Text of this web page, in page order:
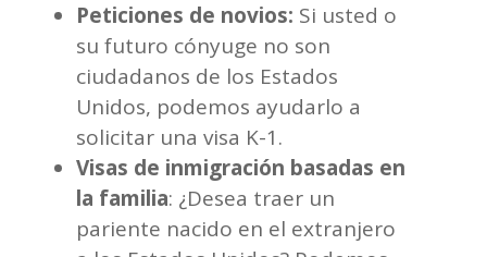
Peticiones de novios: Si usted o
su futuro cónyuge no son
ciudadanos de los Estados
Unidos, podemos ayudarlo a
solicitar una visa K-1.
Visas de inmigración basadas en
la familia: ¿Desea traer un
pariente nacido en el extranjero